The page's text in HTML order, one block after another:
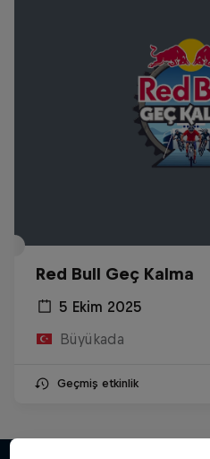
Red Bull Geç Kalma
5 Ekim 2025
Büyükada
Geçmiş etkinlik